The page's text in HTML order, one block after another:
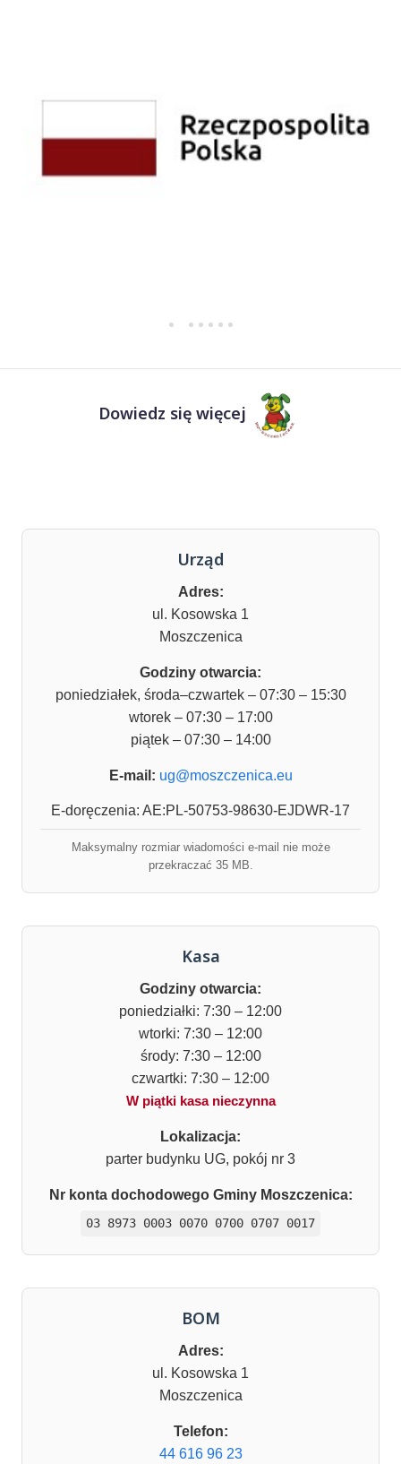
Dowiedz się więcej
Urząd
Adres:
ul. Kosowska 1
Moszczenica
Godziny otwarcia:
poniedziałek, środa–czwartek – 07:30 – 15:30
wtorek – 07:30 – 17:00
piątek – 07:30 – 14:00
E-mail: ug@moszczenica.eu
E-doręczenia: AE:PL-50753-98630-EJDWR-17
Maksymalny rozmiar wiadomości e-mail nie może
przekraczać 35 MB.
Kasa
Godziny otwarcia:
poniedziałki: 7:30 – 12:00
wtorki: 7:30 – 12:00
środy: 7:30 – 12:00
czwartki: 7:30 – 12:00
W piątki kasa nieczynna
Lokalizacja:
parter budynku UG, pokój nr 3
Nr konta dochodowego Gminy Moszczenica:
03 8973 0003 0070 0700 0707 0017
BOM
Adres:
ul. Kosowska 1
Moszczenica
Telefon:
44 616 96 23